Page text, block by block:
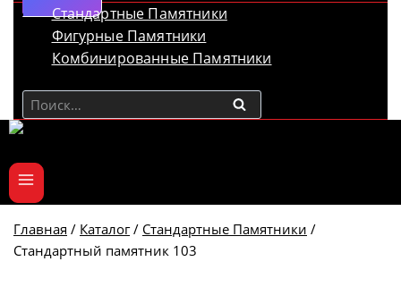
Стандартные Памятники
Фигурные Памятники
Комбинированные Памятники
Найти:
Главная / Каталог / Стандартные Памятники /
Стандартный памятник 103